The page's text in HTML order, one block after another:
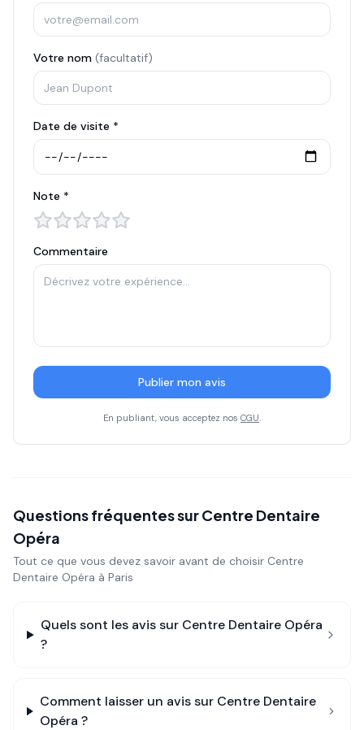
Votre nom (facultatif)
Date de visite *
Note *
Commentaire
Publier mon avis
En publiant, vous acceptez nos CGU.
Questions fréquentes surCentre Dentaire
Opéra
Tout ce que vous devez savoir avant de choisir Centre
Dentaire Opéra à Paris
Quels sont les avis sur Centre Dentaire Opéra
?
Comment laisser un avis sur Centre Dentaire
Opéra ?